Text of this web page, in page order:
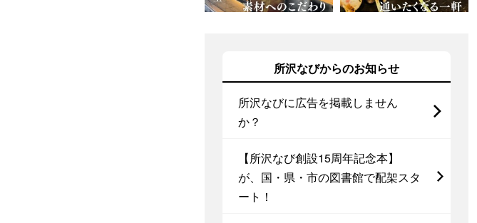
所沢なびからのお知らせ
所沢なびに広告を掲載しません
か？
【所沢なび創設15周年記念本】
が、国・県・市の図書館で配架スタ
ート！